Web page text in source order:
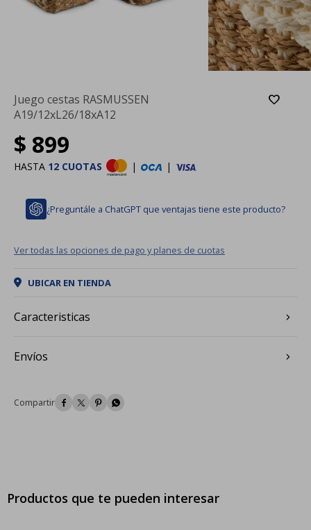
Juego cestas RASMUSSEN
A19/12xL26/18xA12
$ 899
HASTA 12 CUOTAS | |
¿Preguntále a ChatGPT que ventajas tiene este producto?
Ver todas las opciones de pago y planes de cuotas
UBICAR EN TIENDA
Caracteristicas
Envíos
   
Productos que te pueden interesar